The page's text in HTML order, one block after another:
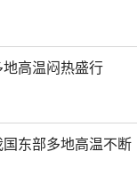
高温闷热盛行
东部多地高温不断